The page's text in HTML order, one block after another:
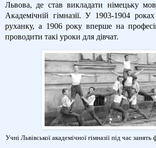
Львова, де став викладати німецьку
Академічній гімназії. У 1903-1904
руханку, а 1906 року вперше на
проводити такі уроки для дівчат.
Учні Львівської академічної гімназії під час